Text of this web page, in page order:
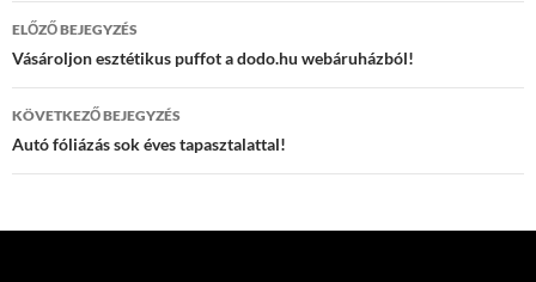
Bejegyzés
navigáció
ELŐZŐ BEJEGYZÉS
Vásároljon esztétikus puffot a dodo.hu webáruházból!
KÖVETKEZŐ BEJEGYZÉS
Autó fóliázás sok éves tapasztalattal!